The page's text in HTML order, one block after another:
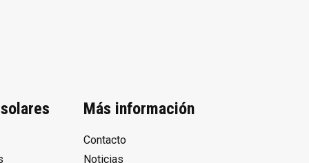
Más información
Contacto
Noticias